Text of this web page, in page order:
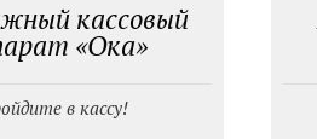
кассовый
«Ока»
в кассу!